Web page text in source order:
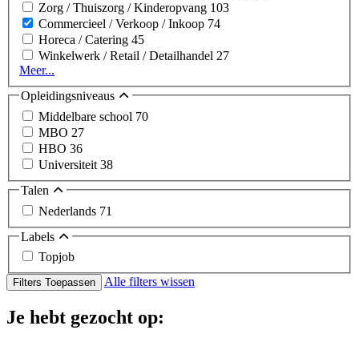
Zorg / Thuiszorg / Kinderopvang 103
Commercieel / Verkoop / Inkoop 74
Horeca / Catering 45
Winkelwerk / Retail / Detailhandel 27
Meer...
Opleidingsniveaus
Middelbare school 70
MBO 27
HBO 36
Universiteit 38
Talen
Nederlands 71
Labels
Topjob
Filters Toepassen Alle filters wissen
Je hebt gezocht op: